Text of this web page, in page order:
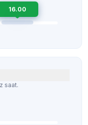
16.00
saat.